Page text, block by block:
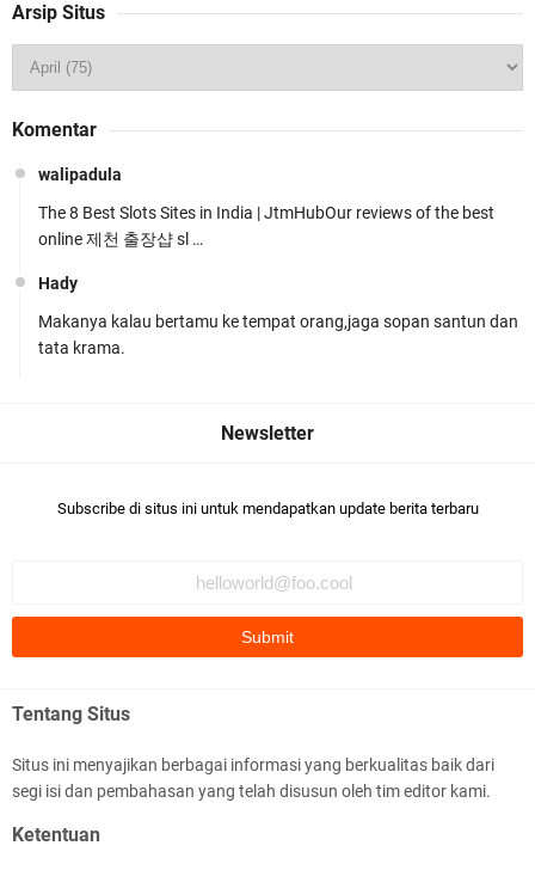
Curanmor Bersana BB
Polsek Gunungsari Kawal keamanan Acara
Samapta Polresta Mataram Patroli di Wilayah
Ampenan
Arsip Situs
Komentar
walipadula
The 8 Best Slots Sites in India | JtmHubOur reviews of the best
online 제천 출장샵 sl …
Hady
Makanya kalau bertamu ke tempat orang,jaga sopan santun dan
tata krama.
Subscribe di situs ini untuk mendapatkan update berita terbaru
Tentang Situs
Situs ini menyajikan berbagai informasi yang berkualitas baik dari
segi isi dan pembahasan yang telah disusun oleh tim editor kami.
Ketentuan